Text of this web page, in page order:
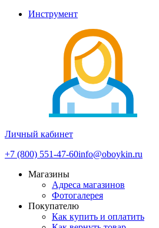
Инструмент
Личный кабинет
+7 (800) 551-47-60info@oboykin.ru
Магазины
Адреса магазинов
Фотогалерея
Покупателю
Как купить и оплатить